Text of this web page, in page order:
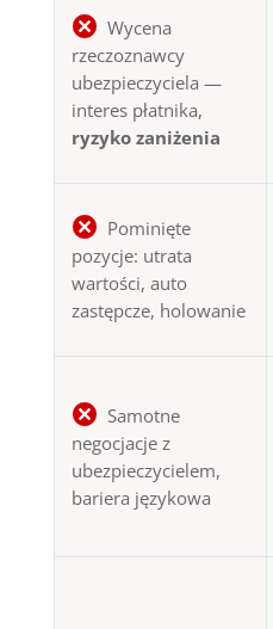
Wycena
rzeczoznawcy
ubezpieczyciela —
interes płatnika,
ryzyko zaniżenia
Pominięte
pozycje: utrata
wartości, auto
zastępcze, holowanie
Samotne
negocjacje z
ubezpieczycielem,
bariera językowa